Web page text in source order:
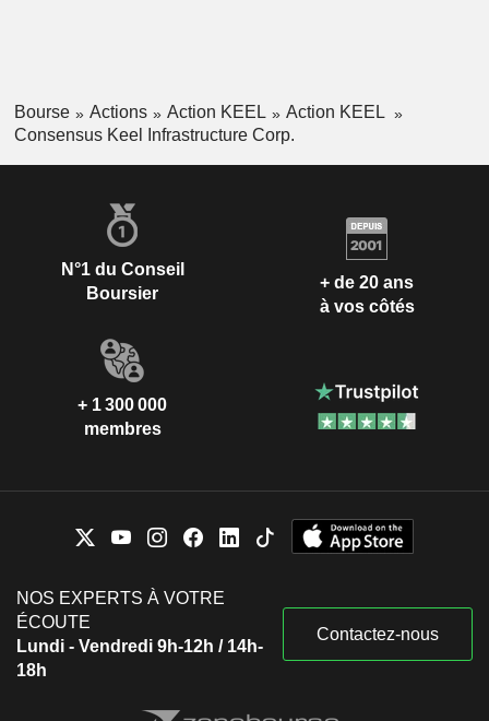
Bourse Actions Action KEEL
Action KEEL
Consensus Keel Infrastructure Corp.
N°1 du Conseil
Boursier
+ de 20 ans
à vos côtés
+ 1 300 000
membres
NOS EXPERTS À VOTRE
ÉCOUTE
Lundi - Vendredi 9h-12h / 14h-
18h
Contactez-nous